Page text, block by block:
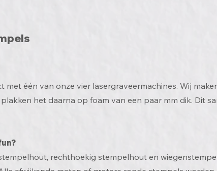
s
één van onze vier lasergraveermachines. Wij
het daarna op foam van een paar mm dik. Dit
rechthoekig stempelhout en